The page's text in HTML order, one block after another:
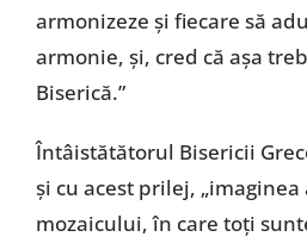
armonizeze și fiecare să
armonie, și, cred că așa
Biserică.”
Întâistătătorul Bisericii
și cu acest prilej,
mozaicului, în care toți